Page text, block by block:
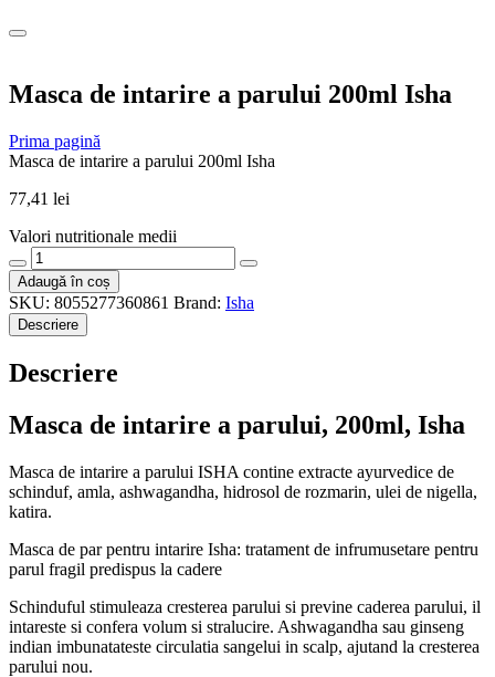
Masca de intarire a parului 200ml Isha
Prima pagină
Masca de intarire a parului 200ml Isha
77,41 lei
Valori nutritionale medii
Cantitate
Masca
de
intarire
a
200ml
Adaugă în coș
SKU: 8055277360861 Brand: Isha
Descriere
Descriere
Masca de intarire a parului, 200ml, Isha
Masca de intarire a parului ISHA contine extracte ayurvedice de
schinduf, amla, ashwagandha, hidrosol de rozmarin, ulei de nigella,
katira.
Masca de par pentru intarire Isha: tratament de infrumusetare pentru
parul fragil predispus la cadere
Schinduful stimuleaza cresterea parului si previne caderea parului, il
intareste si confera volum si stralucire. Ashwagandha sau ginseng
indian imbunatateste circulatia sangelui in scalp, ajutand la cresterea
parului nou.